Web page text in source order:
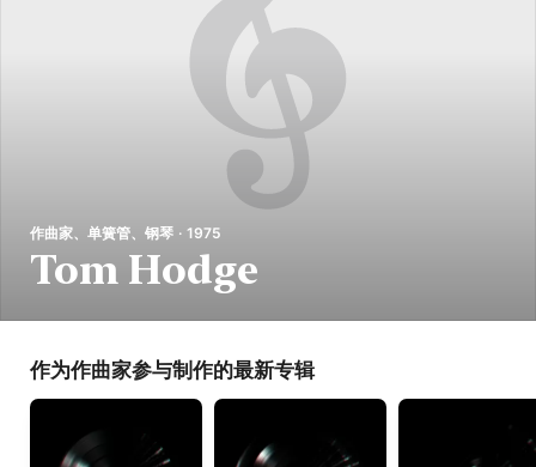
作曲家、单簧管、钢琴 · 1975
Tom Hodge
作为作曲家参与制作的最新专辑